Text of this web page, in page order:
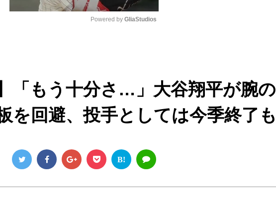
Powered by GliaStudios
「もう十分さ…」大谷翔平が腕の
を回避、投手としては今季終了も
B!